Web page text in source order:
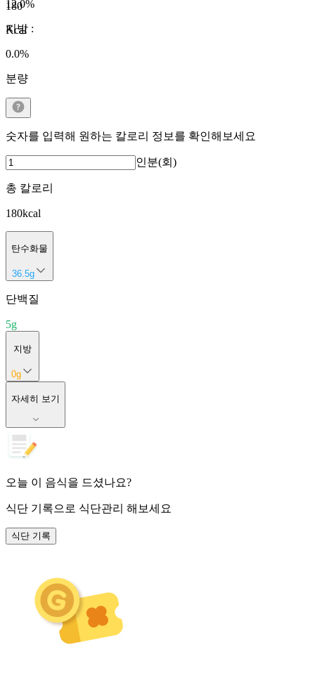
180
Kcal
12.0%
지방 :
0.0%
분량
숫자를 입력해 원하는 칼로리 정보를 확인해보세요
인분(회)
총 칼로리
180kcal
탄수화물
36.5g
단백질
5g
지방
0g
자세히 보기
오늘 이 음식을 드셨나요?
식단 기록으로 식단관리 해보세요
식단 기록